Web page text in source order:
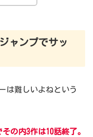
ャンプでサッ
は難しいよねという
の内3作は10話終了。